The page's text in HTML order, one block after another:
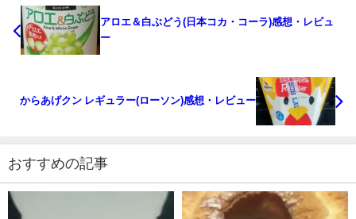
アロエ＆白ぶどう(日本コカ・コーラ)感想・レビュ
ー
からあげクン レギュラー(ローソン)感想・レビュー
おすすめの記事